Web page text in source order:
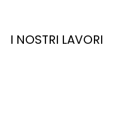
I NOSTRI LAVORI